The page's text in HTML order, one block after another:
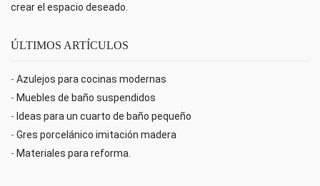
crear el espacio deseado.
ÚLTIMOS ARTÍCULOS
- Azulejos para cocinas modernas
- Muebles de baño suspendidos
- Ideas para un cuarto de baño pequeño
- Gres porcelánico imitación madera
- Materiales para reforma.